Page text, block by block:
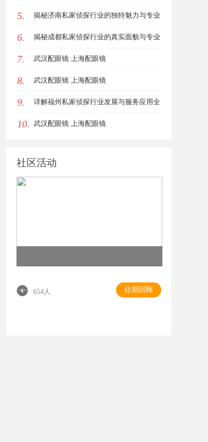
5. 揭秘济南私家侦探行业的独特魅力与专业
服务
6. 揭秘成都私家侦探行业的真实面貌与专业
服务
7. 武汉配眼镜 上海配眼镜
8. 武汉配眼镜 上海配眼镜
9. 详解福州私家侦探行业发展与服务应用全
方位指南
10. 武汉配眼镜 上海配眼镜
社区活动
654人 往期回顾